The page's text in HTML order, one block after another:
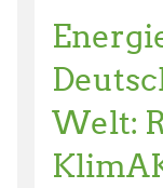
Welt: